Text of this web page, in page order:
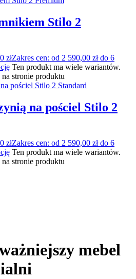
Stilo 2
złZakres cen: od 2 590,00 zł do 6
Ten produkt ma wiele wariantów.
stronie produktu
na pościel Stilo 2
złZakres cen: od 2 590,00 zł do 6
Ten produkt ma wiele wariantów.
stronie produktu
mebel